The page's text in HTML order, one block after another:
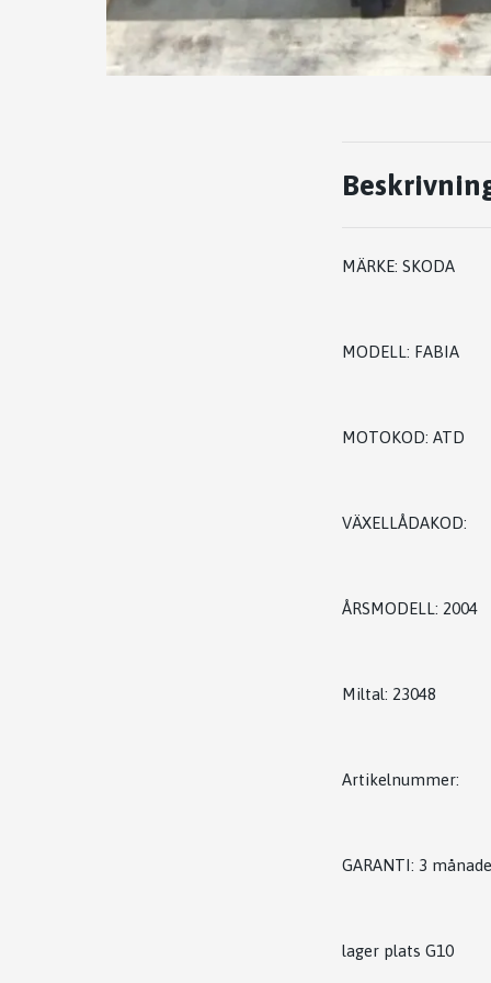
MÄRKE: SKODA
MODELL: FABIA
MOTOKOD: ATD
VÄXELLÅDAKOD:
ÅRSMODELL: 2004
Miltal: 23048
Artikelnummer:
GARANTI: 3
lager plats G10